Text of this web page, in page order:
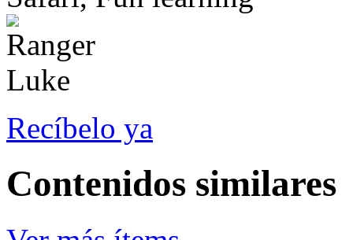
Recíbelo ya
Contenidos similares